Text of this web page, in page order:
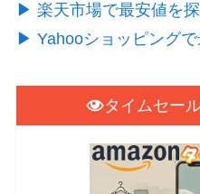
▶︎ 楽天市場で最安値を
▶︎ Yahooショッピング
タイムセー